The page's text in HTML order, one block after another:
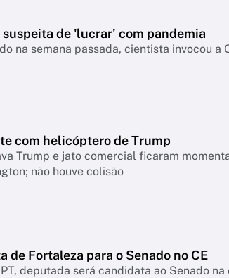
de 'lucrar' com pandemia
na semana passada, cientista invocou
com helicóptero de Trump
Trump e jato comercial ficaram
não houve colisão
de Fortaleza para o Senado no CE
deputada será candidata ao Senado